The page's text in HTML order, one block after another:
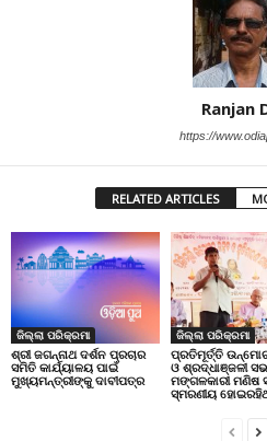
Ranjan
https://
RELATED ARTICLES
ଜିଲ୍ଲା ପରିକ୍ରମା
ଶ୍ରୀ ଜଗନ୍ନାଥ ଦର୍ଶନ ପ୍ରଚାର
ସମିତି କାର୍ଯ୍ୟାଳୟ ପାଇଁ
ମୁଖ୍ୟମନ୍ତ୍ରୀଙ୍କୁ ଦାବୀପତ୍ର
ଜିଲ୍ଲା ପରିକ୍ରମା
ପ୍ରତିମୂର୍ତ୍ତି
ଓ ଶ୍ରଦ୍ଧାଞ୍ଜଳୀ
ମଙ୍ଗଳକାରୀ ମଣିଷ
ସ୍ମରଣୀୟ